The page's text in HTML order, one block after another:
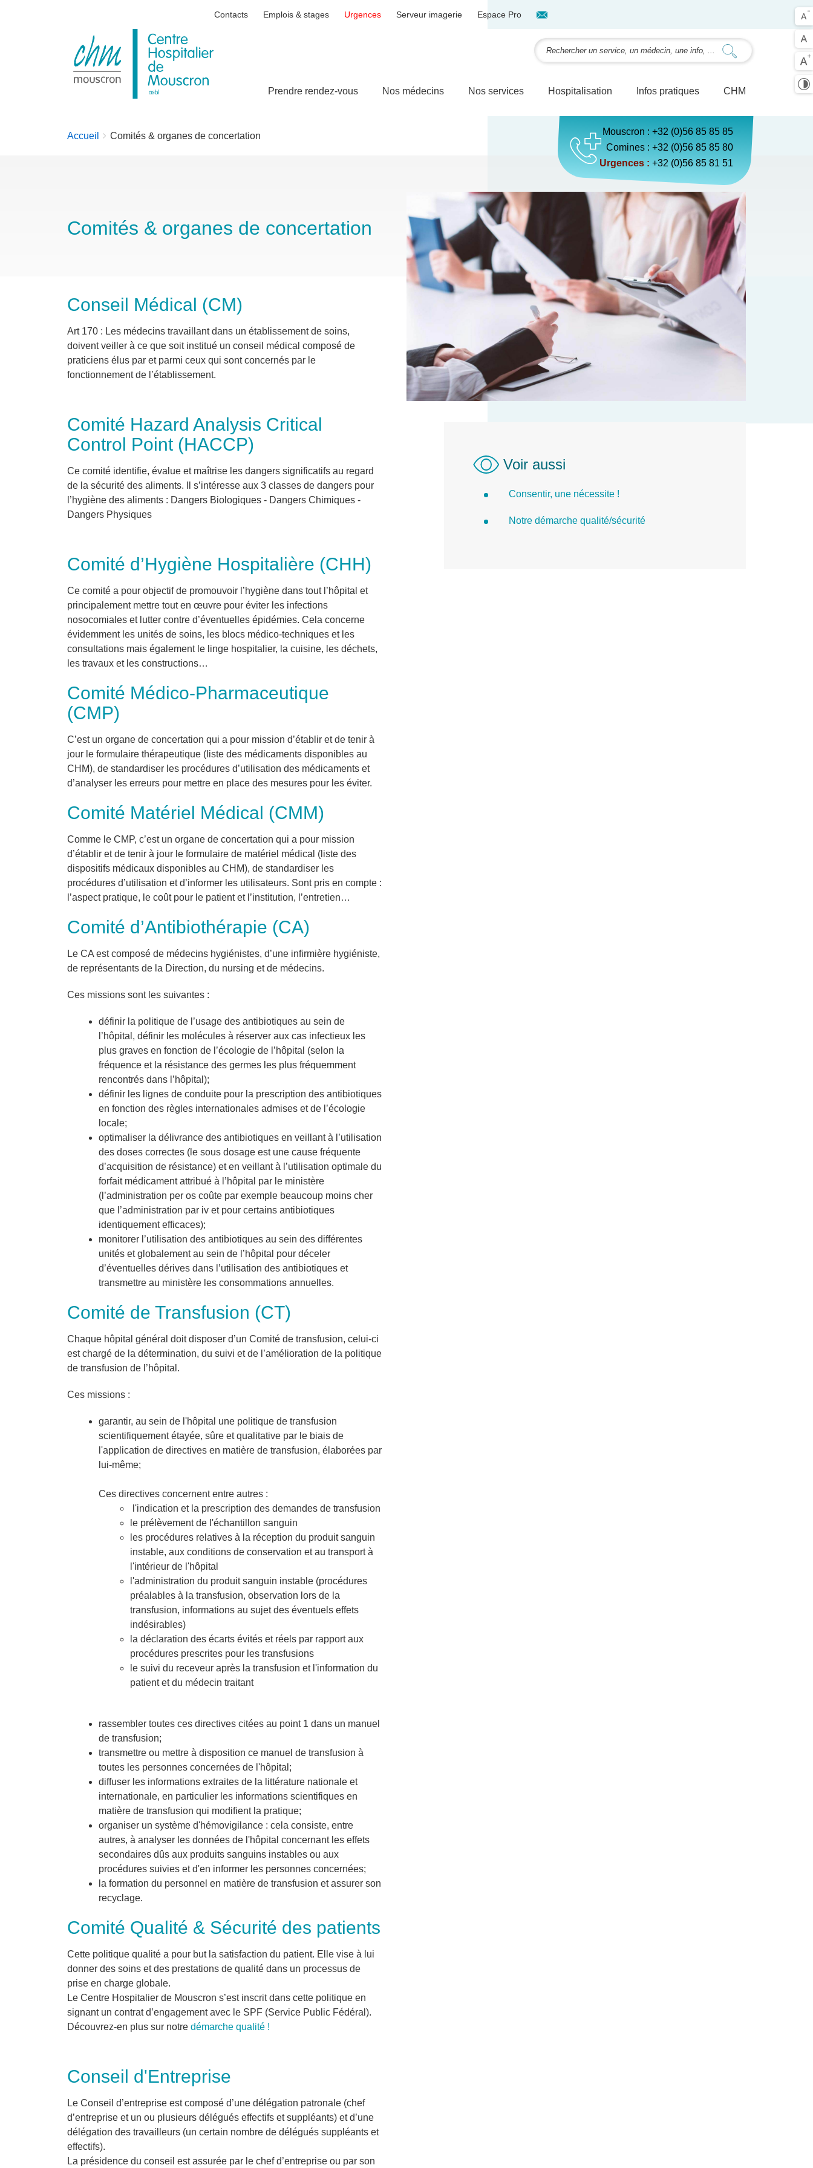
Contacts Emplois & stages Urgences Serveur imagerie Espace Pro
Centre
Hospitalier
de
Mouscron
Prendre rendez-vous Nos médecins Nos services Hospitalisation Infos pratiques CHM
Mouscron :+32 (0)56 85 85 85
Comines :+32 (0)56 85 85 80
Urgences : +32 (0)56 85 81 51
You
Accueil Comités & organes de concertation
Comités & organes de concertation
Conseil Médical (CM)
Art 170 : Les médecins travaillant dans un établissement de soins,
doivent veiller à ce que soit institué un conseil médical composé de
praticiens élus par et parmi ceux qui sont concernés par le
fonctionnement de l’établissement.
Comité Hazard Analysis Critical
Control Point (HACCP)
Ce comité identifie, évalue et maîtrise les dangers significatifs au regard
de la sécurité des aliments. Il s’intéresse aux 3 classes de dangers pour
l’hygiène des aliments : Dangers Biologiques - Dangers Chimiques -
Dangers Physiques
Comité d’Hygiène Hospitalière (CHH)
Ce comité a pour objectif de promouvoir l’hygiène dans tout l’hôpital et
principalement mettre tout en œuvre pour éviter les infections
nosocomiales et lutter contre d’éventuelles épidémies. Cela concerne
évidemment les unités de soins, les blocs médico-techniques et les
consultations mais également le linge hospitalier, la cuisine, les déchets,
les travaux et les constructions…
Comité Médico-Pharmaceutique
(CMP)
C’est un organe de concertation qui a pour mission d’établir et de tenir à
jour le formulaire thérapeutique (liste des médicaments disponibles au
CHM), de standardiser les procédures d’utilisation des médicaments et
d’analyser les erreurs pour mettre en place des mesures pour les éviter.
Comité Matériel Médical (CMM)
Comme le CMP, c’est un organe de concertation qui a pour mission
d’établir et de tenir à jour le formulaire de matériel médical (liste des
dispositifs médicaux disponibles au CHM), de standardiser les
procédures d’utilisation et d’informer les utilisateurs. Sont pris en compte :
l’aspect pratique, le coût pour le patient et l’institution, l’entretien…
Comité d’Antibiothérapie (CA)
Le CA est composé de médecins hygiénistes, d’une infirmière hygiéniste,
de représentants de la Direction, du nursing et de médecins.
Ces missions sont les suivantes :
définir la politique de l’usage des antibiotiques au sein de
l’hôpital, définir les molécules à réserver aux cas infectieux les
plus graves en fonction de l’écologie de l’hôpital (selon la
fréquence et la résistance des germes les plus fréquemment
rencontrés dans l’hôpital);
définir les lignes de conduite pour la prescription des antibiotiques
en fonction des règles internationales admises et de l’écologie
locale;
optimaliser la délivrance des antibiotiques en veillant à l’utilisation
des doses correctes (le sous dosage est une cause fréquente
d’acquisition de résistance) et en veillant à l’utilisation optimale du
forfait médicament attribué à l’hôpital par le ministère
(l’administration per os coûte par exemple beaucoup moins cher
que l’administration par iv et pour certains antibiotiques
identiquement efficaces);
monitorer l’utilisation des antibiotiques au sein des différentes
unités et globalement au sein de l’hôpital pour déceler
d’éventuelles dérives dans l’utilisation des antibiotiques et
transmettre au ministère les consommations annuelles.
Comité de Transfusion (CT)
Chaque hôpital général doit disposer d’un Comité de transfusion, celui-ci
est chargé de la détermination, du suivi et de l’amélioration de la politique
de transfusion de l’hôpital.
Ces missions :
garantir, au sein de l'hôpital une politique de transfusion
scientifiquement étayée, sûre et qualitative par le biais de
l'application de directives en matière de transfusion, élaborées par
lui-même;
Ces directives concernent entre autres :
l'indication et la prescription des demandes de transfusion
le prélèvement de l'échantillon sanguin
les procédures relatives à la réception du produit sanguin
instable, aux conditions de conservation et au transport à
l'intérieur de l'hôpital
l'administration du produit sanguin instable (procédures
préalables à la transfusion, observation lors de la
transfusion, informations au sujet des éventuels effets
indésirables)
la déclaration des écarts évités et réels par rapport aux
procédures prescrites pour les transfusions
le suivi du receveur après la transfusion et l'information du
patient et du médecin traitant
rassembler toutes ces directives citées au point 1 dans un manuel
de transfusion;
transmettre ou mettre à disposition ce manuel de transfusion à
toutes les personnes concernées de l'hôpital;
diffuser les informations extraites de la littérature nationale et
internationale, en particulier les informations scientifiques en
matière de transfusion qui modifient la pratique;
organiser un système d'hémovigilance : cela consiste, entre
autres, à analyser les données de l'hôpital concernant les effets
secondaires dûs aux produits sanguins instables ou aux
procédures suivies et d'en informer les personnes concernées;
la formation du personnel en matière de transfusion et assurer son
recyclage.
Comité Qualité & Sécurité des patients
Cette politique qualité a pour but la satisfaction du patient. Elle vise à lui
donner des soins et des prestations de qualité dans un processus de
prise en charge globale.
Le Centre Hospitalier de Mouscron s’est inscrit dans cette politique en
signant un contrat d’engagement avec le SPF (Service Public Fédéral).
Découvrez-en plus sur notre démarche qualité !
Conseil d'Entreprise
Le Conseil d’entreprise est composé d’une délégation patronale (chef
d’entreprise et un ou plusieurs délégués effectifs et suppléants) et d’une
délégation des travailleurs (un certain nombre de délégués suppléants et
effectifs).
La présidence du conseil est assurée par le chef d’entreprise ou par son
Voir aussi
Consentir, une nécessite !
Notre démarche qualité/sécurité